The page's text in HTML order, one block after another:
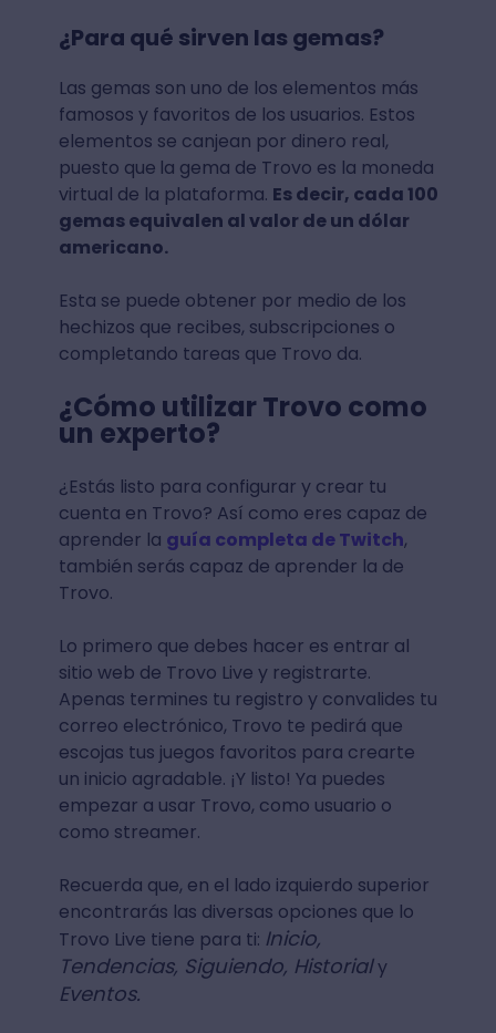
¿Para qué sirven las gemas?
Las gemas son uno de los elementos más
famosos y favoritos de los usuarios. Estos
elementos se canjean por dinero real,
puesto que la gema de Trovo es la moneda
virtual de la plataforma. Es decir, cada 100
gemas equivalen al valor de un dólar
americano.
Esta se puede obtener por medio de los
hechizos que recibes, subscripciones o
completando tareas que Trovo da.
¿Cómo utilizar Trovo como
un experto?
¿Estás listo para configurar y crear tu
cuenta en Trovo? Así como eres capaz de
aprender la guía completa de Twitch,
también serás capaz de aprender la de
Trovo.
Lo primero que debes hacer es entrar al
sitio web de Trovo Live y registrarte.
Apenas termines tu registro y convalides tu
correo electrónico, Trovo te pedirá que
escojas tus juegos favoritos para crearte
un inicio agradable. ¡Y listo! Ya puedes
empezar a usar Trovo, como usuario o
como streamer.
Recuerda que, en el lado izquierdo superior
encontrarás las diversas opciones que lo
Trovo Live tiene para ti: Inicio,
Tendencias, Siguiendo, Historialy
Eventos.